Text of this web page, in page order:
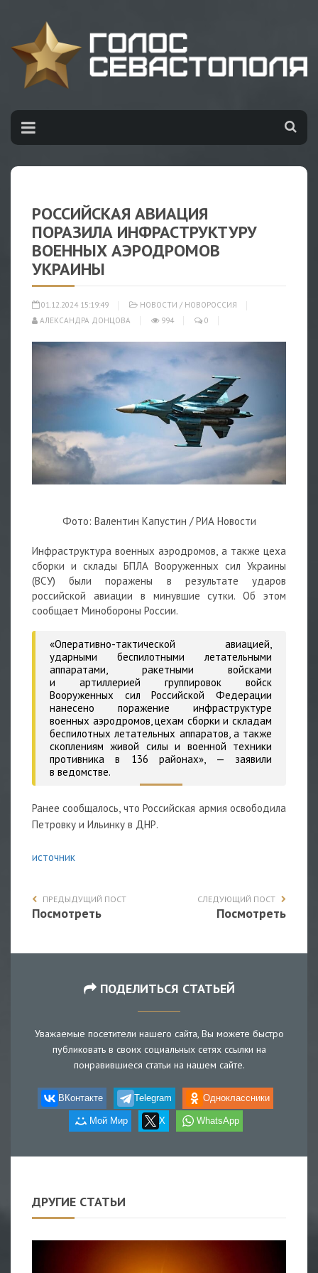
РОССИЙСКАЯ АВИАЦИЯ
ПОРАЗИЛА ИНФРАСТРУКТУРУ
ВОЕННЫХ АЭРОДРОМОВ
УКРАИНЫ
01.12.2024 15:19:49 НОВОСТИ / НОВОРОССИЯ
АЛЕКСАНДРА ДОНЦОВА
994 0
Фото: Валентин Капустин / РИА Новости
Инфраструктура военных аэродромов, а также цеха
сборки и склады БПЛА Вооруженных сил Украины
(ВСУ) были поражены в результате ударов
российской авиации в минувшие сутки. Об этом
сообщает Минобороны России.
«Оперативно-тактической авиацией,
ударными беспилотными летательными
аппаратами, ракетными войсками
и артиллерией группировок войск
Вооруженных сил Российской Федерации
нанесено поражение инфраструктуре
военных аэродромов, цехам сборки и складам
беспилотных летательных аппаратов, а также
скоплениям живой силы и военной техники
противника в 136 районах»,— заявили
в ведомстве.
Ранее сообщалось, что Российская армия освободила
Петровку и Ильинку в ДНР.
источник
ПРЕДЫДУЩИЙ ПОСТ
Посмотреть
СЛЕДУЮЩИЙ ПОСТ
Посмотреть
ПОДЕЛИТЬСЯ СТАТЬЕЙ
Уважаемые посетители нашего сайта, Вы можете быстро
публиковать в своих социальных сетях ссылки на
понравившиеся статьи на нашем сайте.
ВКонтакте Telegram Одноклассники
Мой Мир X WhatsApp
ДРУГИЕ СТАТЬИ